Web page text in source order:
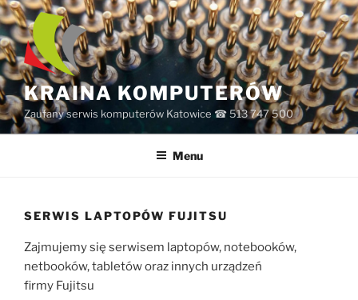
Przejdź
do
treści
KRAINA KOMPUTERÓW
Zaufany serwis komputerów Katowice ☎ 513 747 500
Menu
SERWIS LAPTOPÓW FUJITSU
Zajmujemy się serwisem laptopów, notebooków,
netbooków, tabletów oraz innych urządzeń
firmy Fujitsu